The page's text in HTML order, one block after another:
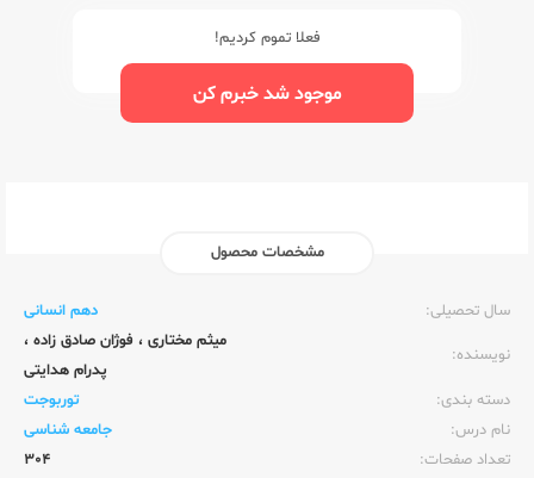
فعلا تموم کردیم!
موجود شد خبرم کن
مشخصات محصول
سال تحصیلی:‌
دهم انسانی
نویسنده:‌
میثم مختاری ، فوژان صادق زاده ،
پدرام هدایتی
دسته بندی:
توربوجت
نام درس:
جامعه شناسی
تعداد صفحات:‌
304